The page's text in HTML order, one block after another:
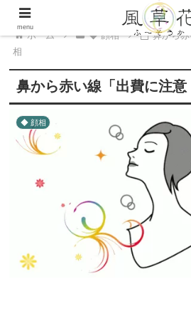
ホーム ◆ 顔相
鼻から
相
鼻から赤い線「出費に注意
◆ 顔相
menu